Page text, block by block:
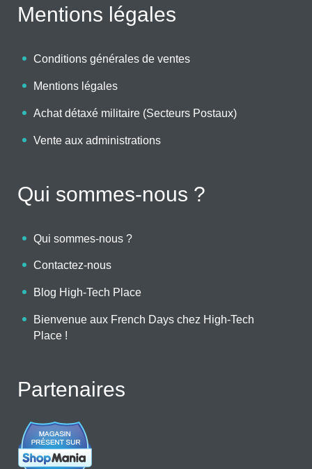
Mentions légales
Conditions générales de ventes
Mentions légales
Achat détaxé militaire (Secteurs Postaux)
Vente aux administrations
Qui sommes-nous ?
Qui sommes-nous ?
Contactez-nous
Blog High-Tech Place
Bienvenue aux French Days chez High-Tech
Place !
Partenaires